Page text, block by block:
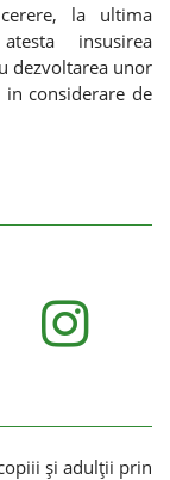
la ultima
insusirea
dezvoltarea unor
considerare de
și adulții prin